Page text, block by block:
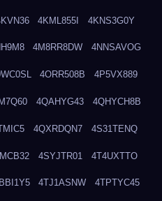
4KML855I 4KNS3G0Y
4M8RR8DW 4NNSAVOG
4ORR508B 4P5VX889
4QAHYG43 4QHYCH8B
4QXRDQN7 4S31TENQ
4SYJTR01 4T4UXTTO
4TJ1ASNW 4TPTYC45